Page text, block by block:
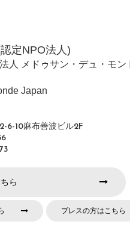
定NPO法人)
人 メドゥサン・デュ・モン
Japan
6-10麻布善波ビル2F
ら
プレスの方はこちら